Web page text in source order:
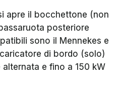
apre il bocchettone (non
posteriore
sono il Mennekes e
di bordo (solo)
e fino a 150 kW